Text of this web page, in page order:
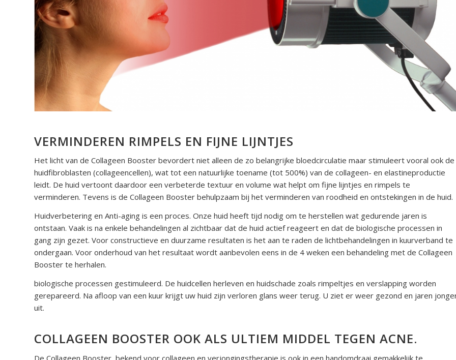
VERMINDEREN RIMPELS EN FIJNE LIJNTJES
Het licht van de Collageen Booster bevordert niet alleen de zo belangrijke bloedcirculatie maar stimuleert vooral ook de
huidfibroblasten (collageencellen), wat tot een natuurlijke toename (tot 500%) van de collageen- en elastineproductie
leidt. De huid vertoont daardoor een verbeterde textuur en volume wat helpt om fijne lijntjes en rimpels te
verminderen. Tevens is de Collageen Booster behulpzaam bij het verminderen van roodheid en ontstekingen in de huid.
Huidverbetering en Anti-aging is een proces. Onze huid heeft tijd nodig om te herstellen wat gedurende jaren is
ontstaan. Vaak is na enkele behandelingen al zichtbaar dat de huid actief reageert en dat de biologische processen in
gang zijn gezet. Voor constructieve en duurzame resultaten is het aan te raden de lichtbehandelingen in kuurverband te
ondergaan. Voor onderhoud van het resultaat wordt aanbevolen eens in de 4 weken een behandeling met de Collageen
Booster te herhalen.
biologische processen gestimuleerd. De huidcellen herleven en huidschade zoals rimpeltjes en verslapping worden
gerepareerd. Na afloop van een kuur krijgt uw huid zijn verloren glans weer terug. U ziet er weer gezond en jaren
uit.
COLLAGEEN BOOSTER OOK ALS ULTIEM MIDDEL TEGEN ACNE.
De Collageen Booster, bekend voor collageen en verjongingstherapie is ook in een handomdraai gemakkelijk te